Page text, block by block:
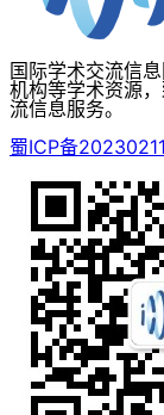
国际学术交流信
机构等学术资源
流信息服务。
蜀ICP备